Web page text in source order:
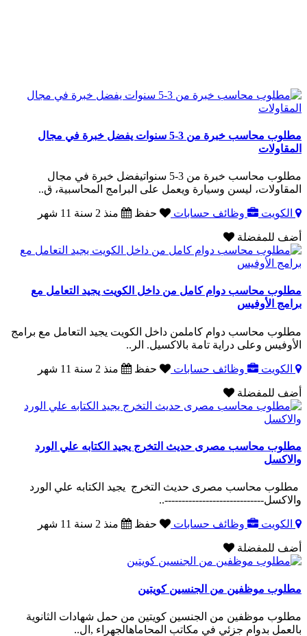
مطلوب محاسب خبرة من 3-5 سنوات يفضل خبرة في مجال
المقاولات
مطلوب محاسب خبرة من 3-5 سنواتيفضل خبرة في مجال
المقاولات، ليسن وسيارة ويعمل على البرامج المحاسبية، ق..
الكويت وظائف حسابات حفظ منذ 2 سنة 11 شهر
أضف للمفضلة
مطلوب محاسب دوام كامل من داخل الكويت يجيد التعامل مع
برامج الأوفيس
مطلوب محاسب دوام كاملمن داخل الكويت يجيد التعامل مع برامج
الأوفيس وعلى دراية تامة بالاكسيل. الر..
الكويت وظائف حسابات حفظ منذ 2 سنة 11 شهر
أضف للمفضلة
مطلوب محاسب مصرى حديث التخرج يجيد الكتابه علي الورد
والاكسل
مطلوب محاسب مصرى حديث التخرج يجيد الكتابه علي الورد
والاكسل-----------------------------..
الكويت وظائف حسابات حفظ منذ 2 سنة 11 شهر
أضف للمفضلة
مطلوب موظفين من الجنسين كويتين
مطلوب موظفين من الجنسين كويتين من حمل شهادات الثانوية
بالعمل بدوام جزئي في مكاتب المحاماهالجهراء ,ال..